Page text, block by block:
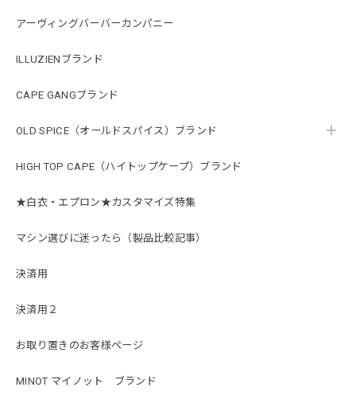
アーヴィングバーバーカンパニー
ILLUZIENブランド
CAPE GANGブランド
OLD SPICE（オールドスパイス）ブランド
HIGH TOP CAPE（ハイトップケープ）ブランド
★白衣・エプロン★カスタマイズ特集
マシン選びに迷ったら（製品比較記事）
決済用
決済用２
お取り置きのお客様ページ
MINOT マイノット ブランド